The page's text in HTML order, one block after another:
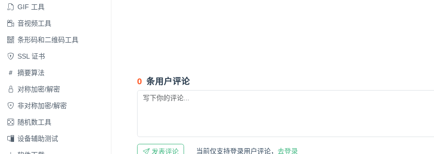
GIF 工具
音视频工具
条形码和二维码工具
SSL 证书
摘要算法
对称加密/解密
非对称加密/解密
随机数工具
设备辅助测试
0 条用户评论
发表评论 当前仅支持登录用户评论，去登录